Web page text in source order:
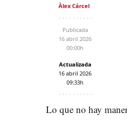
Àlex Cárcel
Publicada
16 abril 2026
00:00h
Actualizada
16 abril 2026
09:33h
Lo que no hay